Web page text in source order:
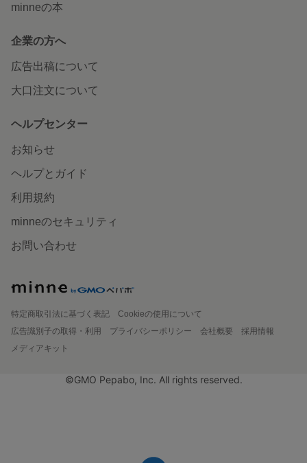
minneの本
企業の方へ
広告出稿について
大口注文について
ヘルプセンター
お知らせ
ヘルプとガイド
利用規約
minneのセキュリティ
お問い合わせ
特定商取引法に基づく表記
Cookieの使用について
広告識別子の取得・利用
プライバシーポリシー 会社概要
採用情報
メディアキット
©GMO Pepabo, Inc. All rights reserved.